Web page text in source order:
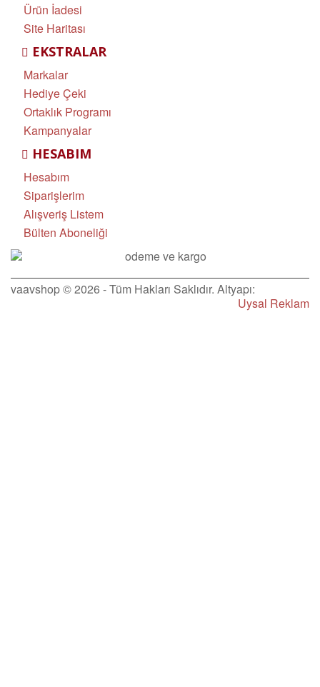
Ürün İadesi
Site Haritası
EKSTRALAR
Markalar
Hediye Çeki
Ortaklık Programı
Kampanyalar
HESABIM
Hesabım
Siparişlerim
Alışveriş Listem
Bülten Aboneliği
vaavshop © 2026 - Tüm Hakları Saklıdır. Altyapı:
Uysal Reklam